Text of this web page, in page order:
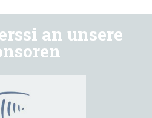
an unsere